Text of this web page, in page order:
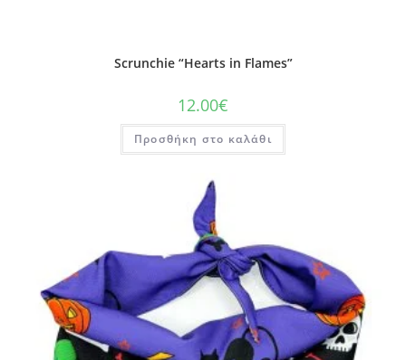
Scrunchie “Hearts in Flames”
12.00€
Προσθήκη στο καλάθι